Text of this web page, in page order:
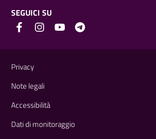
SEGUICI SU
Privacy
Note legali
Accessibilità
Dati di monitoraggio